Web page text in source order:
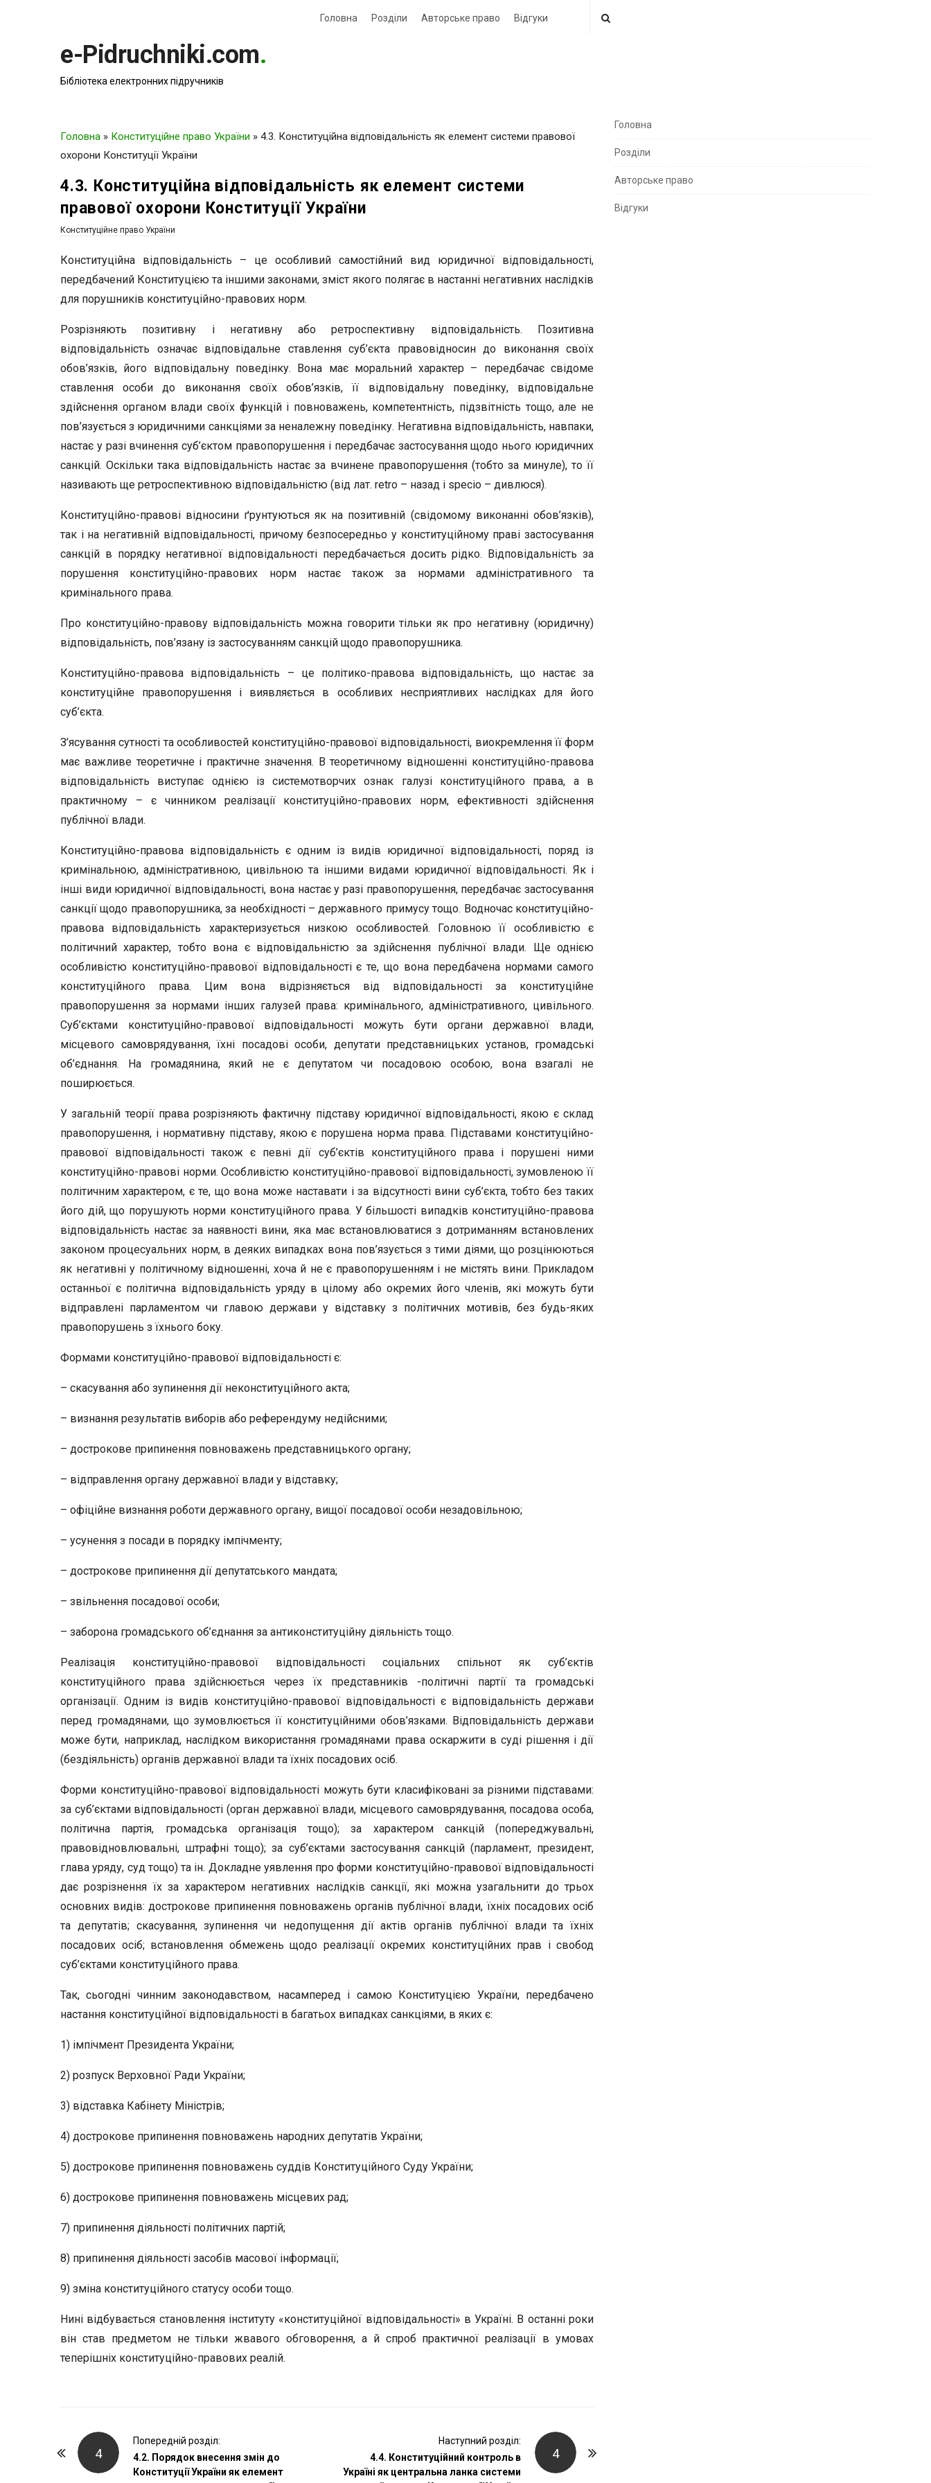
Головна Розділи Авторське право Відгуки
e-Pidruchniki.com.
Бібліотека електронних підручників
Головна » Конституційне право України » 4.3. Конституційна відповідальність як елемент системи правової
охорони Конституції України
4.3. Конституційна відповідальність як елемент системи
правової охорони Конституції України
Конституційне право України
Конституційна відповідальність – це особливий самостійний вид юридичної відповідальності,
передбачений Конституцією та іншими законами, зміст якого полягає в настанні негативних наслідків
для порушників конституційно-правових норм.
Розрізняють позитивну і негативну або ретроспективну відповідальність. Позитивна
відповідальність означає відповідальне ставлення суб’єкта правовідносин до виконання своїх
обов’язків, його відповідальну поведінку. Вона має моральний характер – передбачає свідоме
ставлення особи до виконання своїх обов’язків, її відповідальну поведінку, відповідальне
здійснення органом влади своїх функцій і повноважень, компетентність, підзвітність тощо, але не
пов’язується з юридичними санкціями за неналежну поведінку. Негативна відповідальність, навпаки,
настає у разі вчинення суб’єктом правопорушення і передбачає застосування щодо нього юридичних
санкцій. Оскільки така відповідальність настає за вчинене правопорушення (тобто за минуле), то її
називають ще ретроспективною відповідальністю (від лат. retro – назад і specio – дивлюся).
Конституційно-правові відносини ґрунтуються як на позитивній (свідомому виконанні обов’язків),
так і на негативній відповідальності, причому безпосередньо у конституційному праві застосування
санкцій в порядку негативної відповідальності передбачається досить рідко. Відповідальність за
порушення конституційно-правових норм настає також за нормами адміністративного та
кримінального права.
Про конституційно-правову відповідальність можна говорити тільки як про негативну (юридичну)
відповідальність, пов’язану із застосуванням санкцій щодо правопорушника.
Конституційно-правова відповідальність – це політико-правова відповідальність, що настає за
конституційне правопорушення і виявляється в особливих несприятливих наслідках для його
суб’єкта.
З’ясування сутності та особливостей конституційно-правової відповідальності, виокремлення її форм
має важливе теоретичне і практичне значення. В теоретичному відношенні конституційно-правова
відповідальність виступає однією із системотворчих ознак галузі конституційного права, а в
практичному – є чинником реалізації конституційно-правових норм, ефективності здійснення
публічної влади.
Конституційно-правова відповідальність є одним із видів юридичної відповідальності, поряд із
кримінальною, адміністративною, цивільною та іншими видами юридичної відповідальності. Як і
інші види юридичної відповідальності, вона настає у разі правопорушення, передбачає застосування
санкції щодо правопорушника, за необхідності – державного примусу тощо. Водночас конституційно-
правова відповідальність характеризується низкою особливостей. Головною її особливістю є
політичний характер, тобто вона є відповідальністю за здійснення публічної влади. Ще однією
особливістю конституційно-правової відповідальності є те, що вона передбачена нормами самого
конституційного права. Цим вона відрізняється від відповідальності за конституційне
правопорушення за нормами інших галузей права: кримінального, адміністративного, цивільного.
Суб’єктами конституційно-правової відповідальності можуть бути органи державної влади,
місцевого самоврядування, їхні посадові особи, депутати представницьких установ, громадські
об’єднання. На громадянина, який не є депутатом чи посадовою особою, вона взагалі не
поширюється.
У загальній теорії права розрізняють фактичну підставу юридичної відповідальності, якою є склад
правопорушення, і нормативну підставу, якою є порушена норма права. Підставами конституційно-
правової відповідальності також є певні дії суб’єктів конституційного права і порушені ними
конституційно-правові норми. Особливістю конституційно-правової відповідальності, зумовленою її
політичним характером, є те, що вона може наставати і за відсутності вини суб’єкта, тобто без таких
його дій, що порушують норми конституційного права. У більшості випадків конституційно-правова
відповідальність настає за наявності вини, яка має встановлюватися з дотриманням встановлених
законом процесуальних норм, в деяких випадках вона пов’язується з тими діями, що розцінюються
як негативні у політичному відношенні, хоча й не є правопорушенням і не містять вини. Прикладом
останньої є політична відповідальність уряду в цілому або окремих його членів, які можуть бути
відправлені парламентом чи главою держави у відставку з політичних мотивів, без будь-яких
правопорушень з їхнього боку.
Формами конституційно-правової відповідальності є:
– скасування або зупинення дії неконституційного акта;
– визнання результатів виборів або референдуму недійсними;
– дострокове припинення повноважень представницького органу;
– відправлення органу державної влади у відставку;
– офіційне визнання роботи державного органу, вищої посадової особи незадовільною;
– усунення з посади в порядку імпічменту;
– дострокове припинення дії депутатського мандата;
– звільнення посадової особи;
– заборона громадського об’єднання за антиконституційну діяльність тощо.
Реалізація конституційно-правової відповідальності соціальних спільнот як суб’єктів
конституційного права здійснюється через їх представників -політичні партії та громадські
організації. Одним із видів конституційно-правової відповідальності є відповідальність держави
перед громадянами, що зумовлюється її конституційними обов’язками. Відповідальність держави
може бути, наприклад, наслідком використання громадянами права оскаржити в суді рішення і дії
(бездіяльність) органів державної влади та їхніх посадових осіб.
Форми конституційно-правової відповідальності можуть бути класифіковані за різними підставами:
за суб’єктами відповідальності (орган державної влади, місцевого самоврядування, посадова особа,
політична партія, громадська організація тощо); за характером санкцій (попереджувальні,
правовідновлювальні, штрафні тощо); за суб’єктами застосування санкцій (парламент, президент,
глава уряду, суд тощо) та ін. Докладне уявлення про форми конституційно-правової відповідальності
дає розрізнення їх за характером негативних наслідків санкції, які можна узагальнити до трьох
основних видів: дострокове припинення повноважень органів публічної влади, їхніх посадових осіб
та депутатів; скасування, зупинення чи недопущення дії актів органів публічної влади та їхніх
посадових осіб; встановлення обмежень щодо реалізації окремих конституційних прав і свобод
суб’єктами конституційного права.
Так, сьогодні чинним законодавством, насамперед і самою Конституцією України, передбачено
настання конституційної відповідальності в багатьох випадках санкціями, в яких є:
1) імпічмент Президента України;
2) розпуск Верховної Ради України;
3) відставка Кабінету Міністрів;
4) дострокове припинення повноважень народних депутатів України;
5) дострокове припинення повноважень суддів Конституційного Суду України;
6) дострокове припинення повноважень місцевих рад;
7) припинення діяльності політичних партій;
8) припинення діяльності засобів масової інформації;
9) зміна конституційного статусу особи тощо.
Нині відбувається становлення інституту «конституційної відповідальності» в Україні. В останні роки
він став предметом не тільки жвавого обговорення, а й спроб практичної реалізації в умовах
теперішніх конституційно-правових реалій.
4
Попередній розділ:
4.2. Порядок внесення змін до
Конституції України як елемент
4
Наступний розділ:
4.4. Конституційний контроль в
Україні як центральна ланка системи
S
e
S
Головна
Розділи
Авторське право
Відгуки